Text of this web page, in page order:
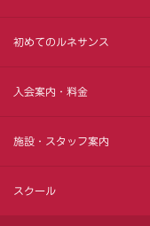
初めてのルネサンス
入会案内・料金
施設・スタッフ案内
スクール